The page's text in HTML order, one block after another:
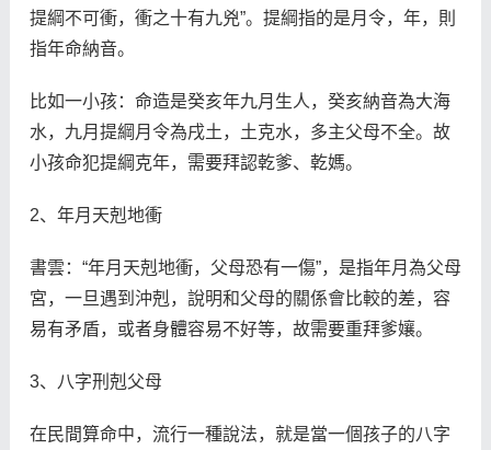
提綱不可衝，衝之十有九兇”。提綱指的是月令，年，則
指年命納音。
比如一小孩：命造是癸亥年九月生人，癸亥納音為大海
水，九月提綱月令為戌土，土克水，多主父母不全。故
小孩命犯提綱克年，需要拜認乾爹、乾媽。
2、年月天剋地衝
書雲：“年月天剋地衝，父母恐有一傷”，是指年月為父母
宮，一旦遇到沖剋，說明和父母的關係會比較的差，容
易有矛盾，或者身體容易不好等，故需要重拜爹孃。
3、八字刑剋父母
在民間算命中，流行一種說法，就是當一個孩子的八字